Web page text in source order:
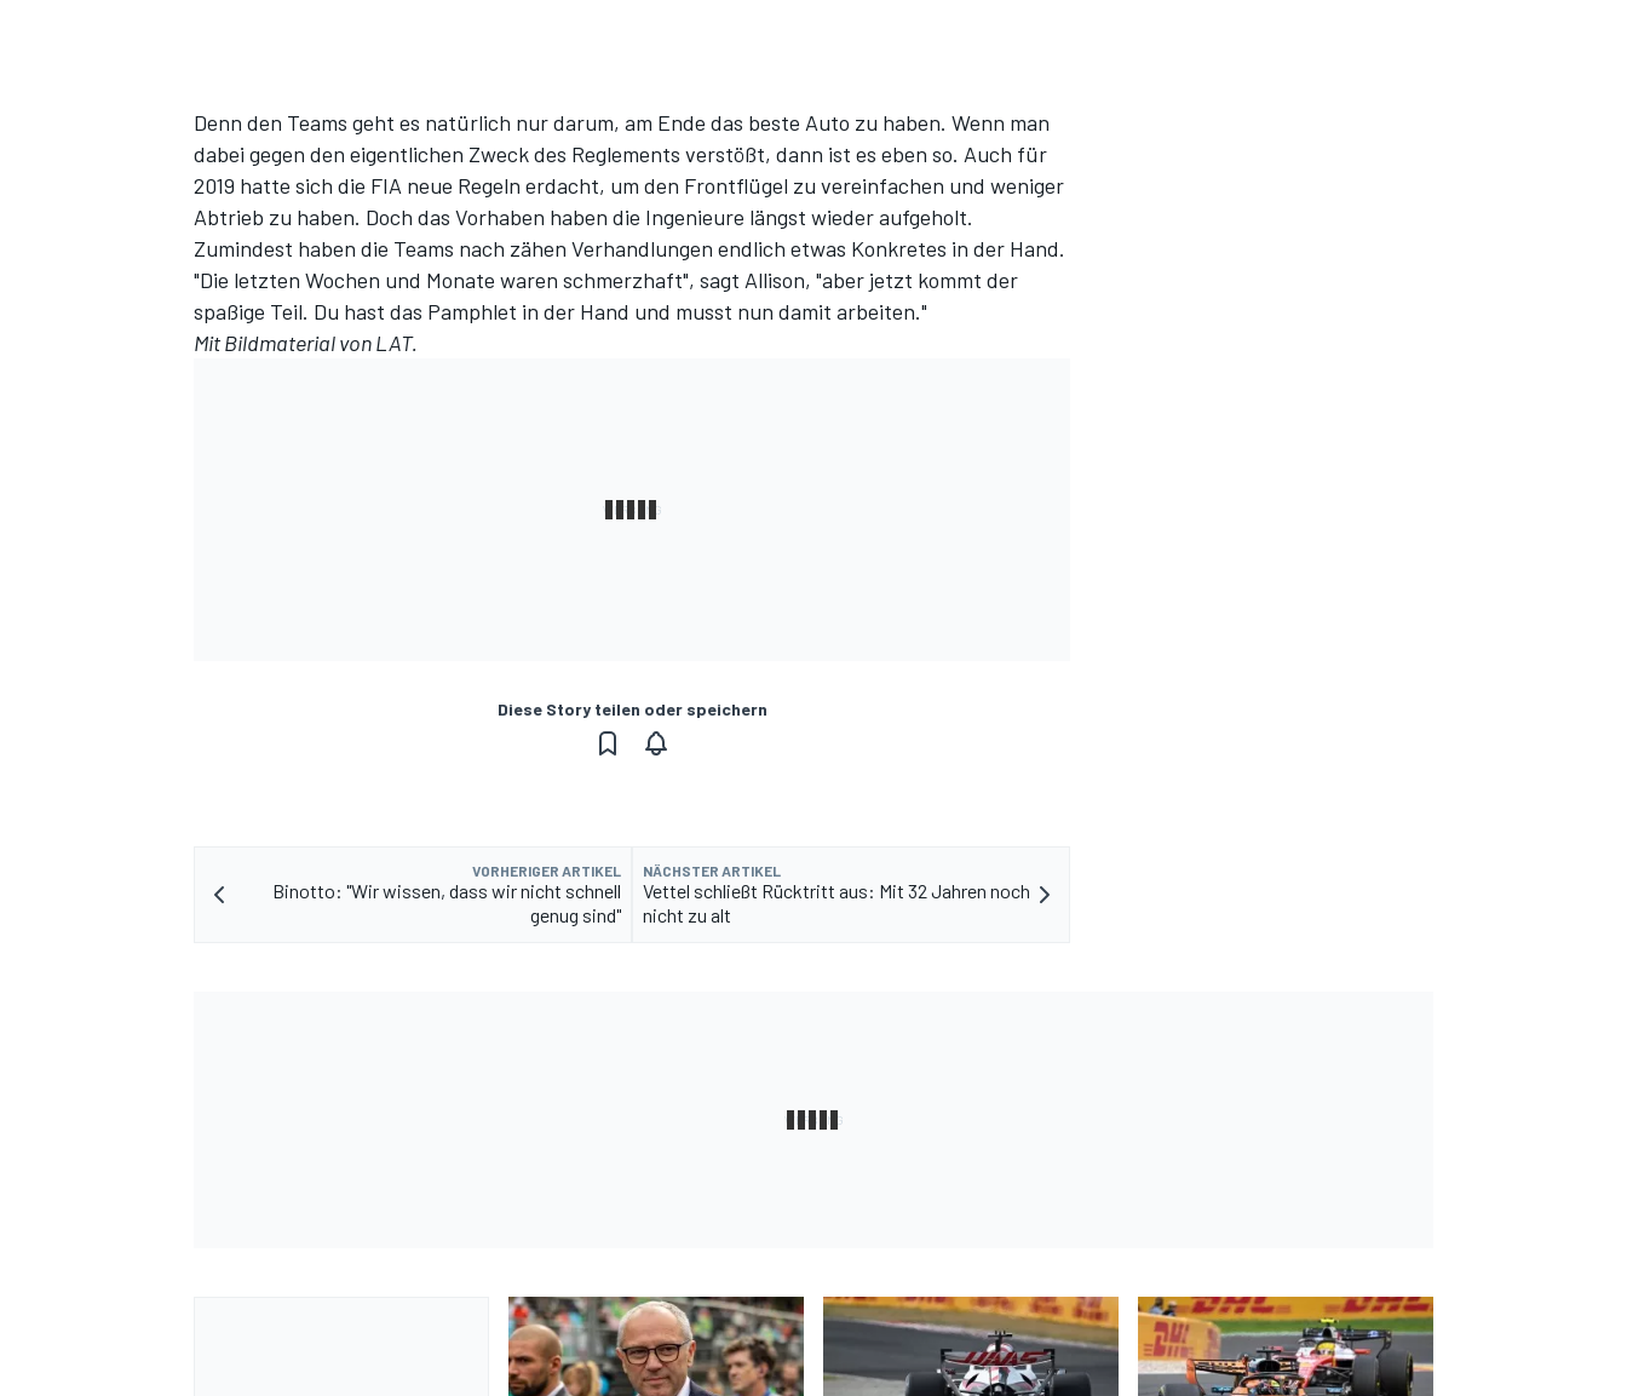
Denn den Teams geht es natürlich nur darum, am Ende das beste Auto zu haben. Wenn man
dabei gegen den eigentlichen Zweck des Reglements verstößt, dann ist es eben so. Auch für
2019 hatte sich die FIA neue Regeln erdacht, um den Frontflügel zu vereinfachen und weniger
Abtrieb zu haben. Doch das Vorhaben haben die Ingenieure längst wieder aufgeholt.
Zumindest haben die Teams nach zähen Verhandlungen endlich etwas Konkretes in der Hand.
"Die letzten Wochen und Monate waren schmerzhaft", sagt Allison, "aber jetzt kommt der
spaßige Teil. Du hast das Pamphlet in der Hand und musst nun damit arbeiten."
Mit Bildmaterial von LAT.
Diese Story teilen oder speichern
VORHERIGER ARTIKEL
Binotto: "Wir wissen, dass wir nicht schnell
genug sind"
NÄCHSTER ARTIKEL
Vettel schließt Rücktritt aus: Mit 32 Jahren noch
nicht zu alt